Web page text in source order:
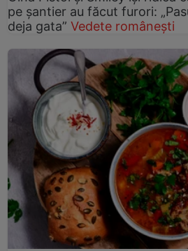
pe șantier au făcut furori:
deja gata” Vedete românești